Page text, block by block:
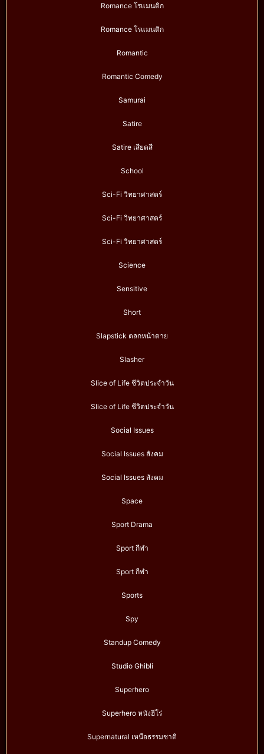
Romance โรแมนติก
Romance โรแมนติก
Romantic
Romantic Comedy
Samurai
Satire
Satire เสียดสี
School
Sci-Fi วิทยาศาสตร์
Sci-Fi วิทยาศาสตร์
Sci-Fi วิทยาศาสตร์
Science
Sensitive
Short
Slapstick ตลกหน้าตาย
Slasher
Slice of Life ชีวิตประจำวัน
Slice of Life ชีวิตประจำวัน
Social Issues
Social Issues สังคม
Social Issues สังคม
Space
Sport Drama
Sport กีฬา
Sport กีฬา
Sports
Spy
Standup Comedy
Studio Ghibli
Superhero
Superhero หนังฮีโร่
Supernatural เหนือธรรมชาติ